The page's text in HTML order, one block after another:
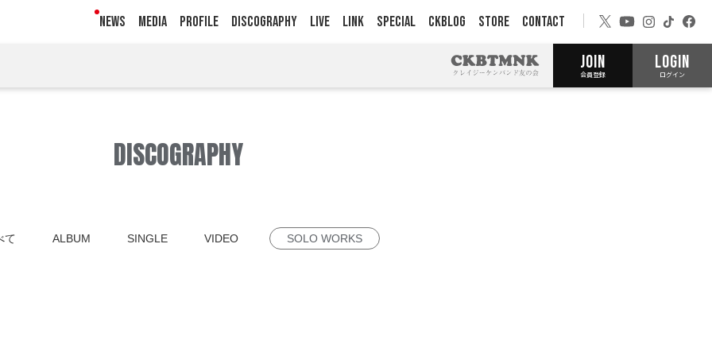
NEWS MEDIA PROFILE DISCOGRAPHY LIVE LINK SPECIAL CKBLOG STORE CONTACT
JOIN
会員登録
LOGIN
ログイン
DISCOGRAPHY
て ALBUM SINGLE VIDEO SOLO WORKS